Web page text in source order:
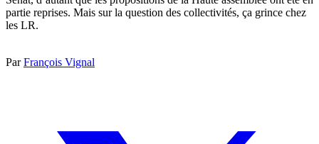
partie reprises. Mais sur la question des collectivités, ça grince chez
les LR.
ParFrançois Vignal